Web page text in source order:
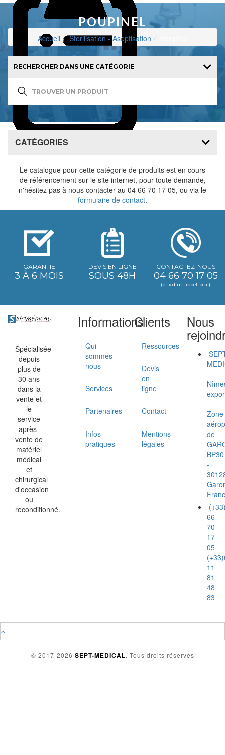
POUPINEL
Accueil Stérilisation - Aseptisation
CATÉGORIES
Le catalogue pour cette catégorie de produits est en cours
de référencement sur le site internet, pour toute demande,
n'hésitez pas à nous contacter au 04 66 70 17 05, ou via le
formulaire de contact.
GARANTIE
3 À 6 MOIS
DEVIS EN LIGNE
SOUS 48H
CONTACTEZ-NOUS
04 66 70 17 05
(prix d'un appel local)
Spécialisée
depuis
plus de
30 ans
dans la
vente et
le
service
après-
vente de
matériel
médical
et
chirurgical
d'occasion
ou
reconditionné.
Informations
Qui
sommes-
nous
Services
Partenaires
Infos
pratiques
Clients
Ressources
Devis
en
ligne
Contact
Mentions
légales
Nous
-
-
Zone
de
BP30
-
66
70
17
05
11
81
48
83
© 2017-2026 SEPT-MEDICAL. Tous droits réservés